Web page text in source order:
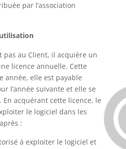
par l’association
pas au Client, il acquière un
licence annuelle. Cette
année, elle est payable
l’année suivante et elle se
acquérant cette licence, le
le logiciel dans les
:
à exploiter le logiciel et